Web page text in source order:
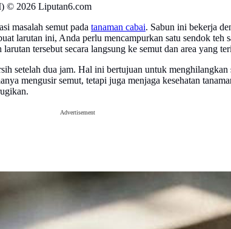
© 2026 Liputan6.com
masalah semut pada tanaman cabai. Sabun ini bekerja
larutan ini, Anda perlu mencampurkan satu sendok
tersebut secara langsung ke semut dan area yang
setelah dua jam. Hal ini bertujuan untuk
mengusir semut, tetapi juga menjaga kesehatan
Advertisement